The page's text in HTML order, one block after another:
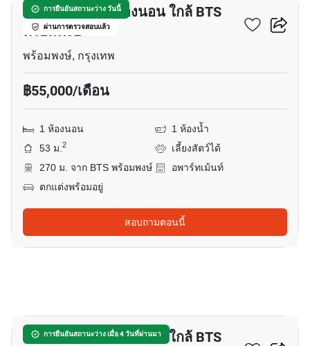
การยืนยันสถานะว่าง วันนี้
ผ่านการตรวจสอบแล้ว
อพาร์ทเมนต์ 1-ห้องนอน ใกล้ BTS
พร้อมพงษ์
พร้อมพงษ์, กรุงเทพ
฿55,000/เดือน
1 ห้องนอน
1 ห้องน้ำ
53 ม.2
เลี้ยงสัตว์ได้
270 ม. จาก BTS พร้อมพงษ์
อพาร์ทเม้นท์
ตกแต่งพร้อมอยู่
สอบถามตอนนี้
การยืนยันสถานะว่าง เมื่อ 4 วันที่ผ่านมา
อพาร์ทเมนต์ 1-ห้องนอน ใกล้ BTS